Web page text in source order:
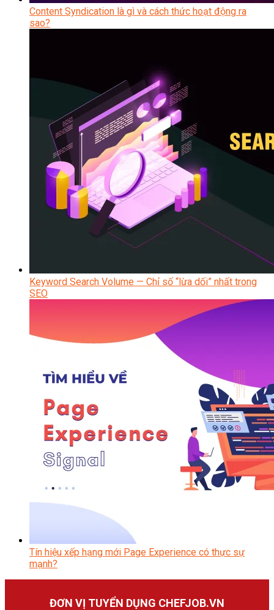
Content Syndication là gì và cách thức hoạt động ra
sao?
Keyword Search Volume — Chỉ số “lừa dối” nhất trong
SEO
Tín hiệu xếp hạng mới Page Experience có thực sự
mạnh?
ĐƠN VỊ TUYỂN DỤNG CHEFJOB.VN